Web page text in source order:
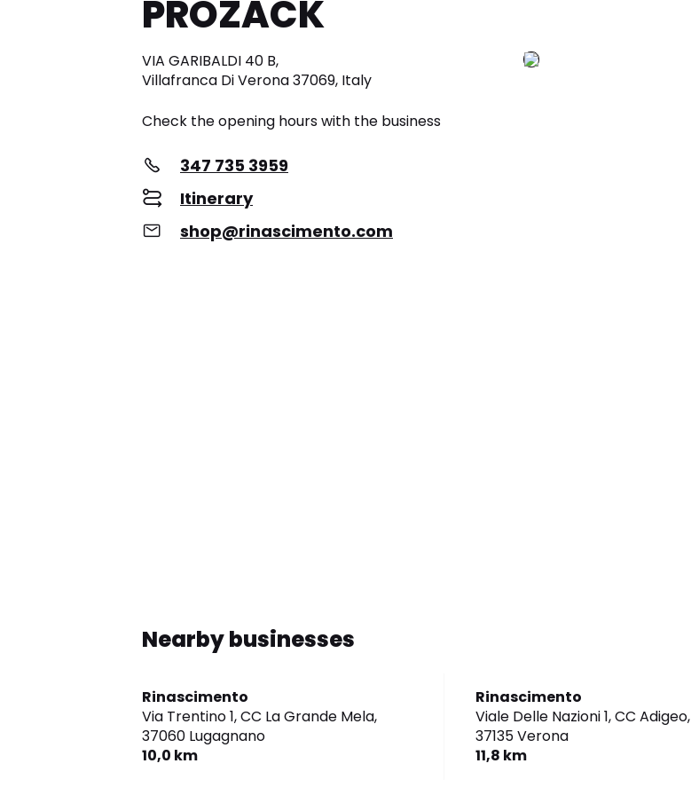
PROZACK
VIA GARIBALDI 40 B,
Villafranca Di Verona 37069, Italy
Check the opening hours with the business
347 735 3959
Itinerary
shop@rinascimento.com
Nearby businesses
Rinascimento
Via Trentino 1, CC La Grande Mela,
37060 Lugagnano
10,0 km
Rinascimento
Viale Delle Nazioni 1, CC Adigeo,
37135 Verona
11,8 km